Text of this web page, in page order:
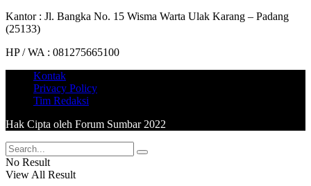
Kantor : Jl. Bangka No. 15 Wisma Warta Ulak Karang – Padang
(25133)
HP / WA : 081275665100
Kontak
Privacy Policy
Tim Redaksi
Hak Cipta oleh Forum Sumbar 2022
No Result
View All Result